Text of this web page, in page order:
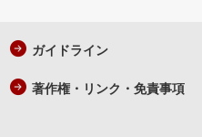
ガイドライン
著作権・リンク・免責事項